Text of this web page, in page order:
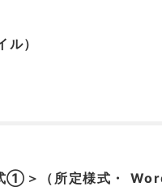
）
①＞（所定様式・